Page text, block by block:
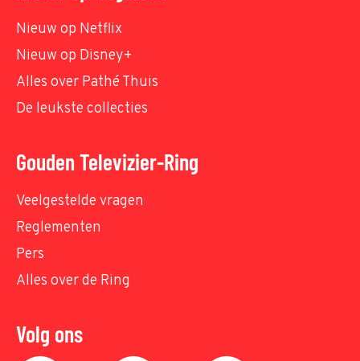
Nieuw op Netflix
Nieuw op Disney+
Alles over Pathé Thuis
De leukste collecties
Gouden Televizier-Ring
Veelgestelde vragen
Reglementen
Pers
Alles over de Ring
Volg ons